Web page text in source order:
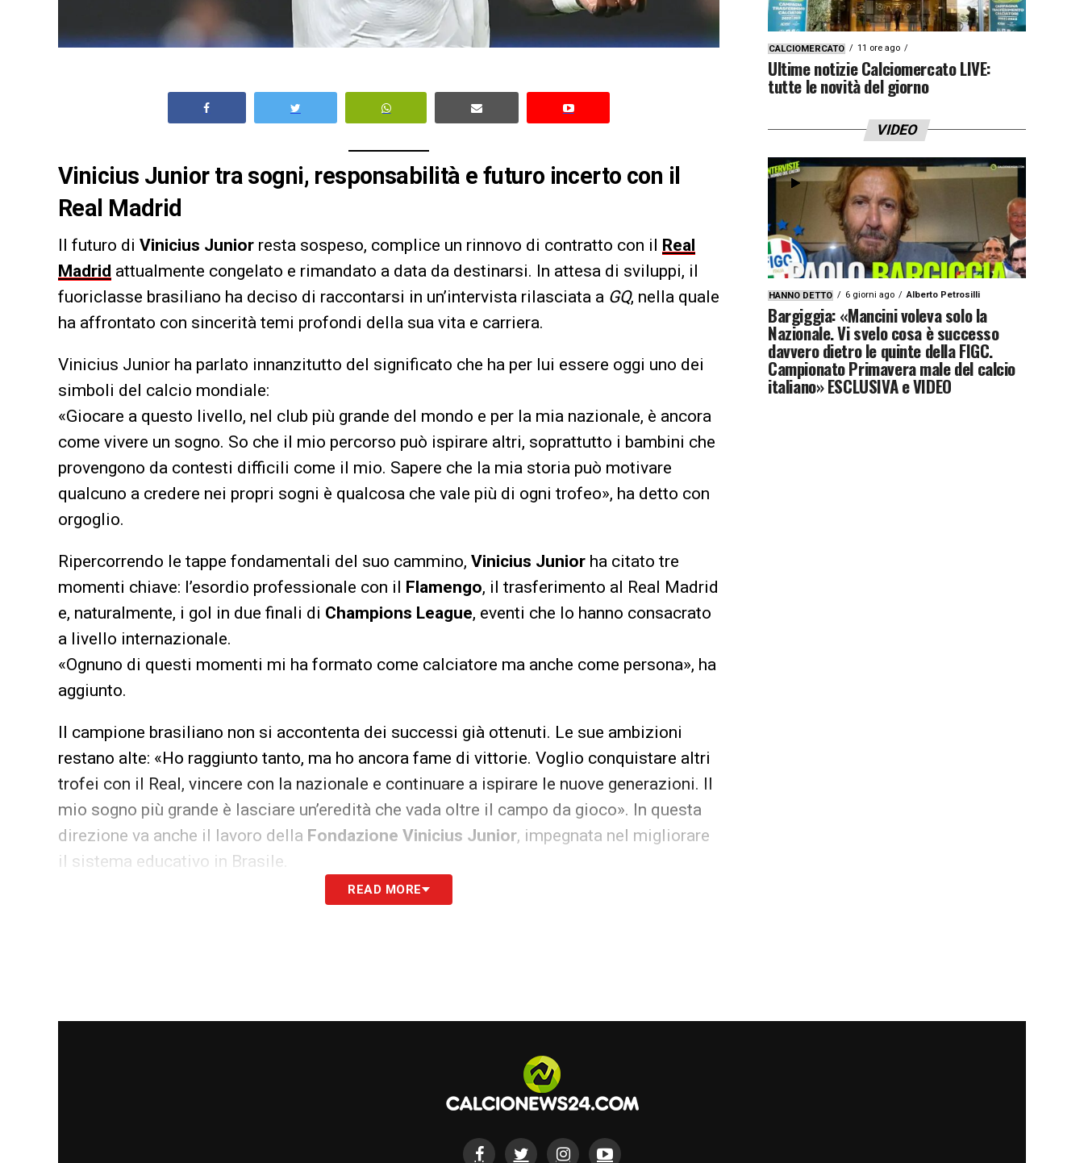
Vinicius Junior tra sogni, responsabilità e futuro incerto con il
Real Madrid
Il futuro di Vinicius Junior resta sospeso, complice un rinnovo di contratto con il Real
Madrid attualmente congelato e rimandato a data da destinarsi. In attesa di sviluppi, il
fuoriclasse brasiliano ha deciso di raccontarsi in un’intervista rilasciata a GQ, nella quale
ha affrontato con sincerità temi profondi della sua vita e carriera.
Vinicius Junior ha parlato innanzitutto del significato che ha per lui essere oggi uno dei
simboli del calcio mondiale:
«Giocare a questo livello, nel club più grande del mondo e per la mia nazionale, è ancora
come vivere un sogno. So che il mio percorso può ispirare altri, soprattutto i bambini che
provengono da contesti difficili come il mio. Sapere che la mia storia può motivare
qualcuno a credere nei propri sogni è qualcosa che vale più di ogni trofeo», ha detto con
orgoglio.
Ripercorrendo le tappe fondamentali del suo cammino, Vinicius Junior ha citato tre
momenti chiave: l’esordio professionale con il Flamengo, il trasferimento al Real Madrid
e, naturalmente, i gol in due finali di Champions League, eventi che lo hanno consacrato
a livello internazionale.
«Ognuno di questi momenti mi ha formato come calciatore ma anche come persona», ha
aggiunto.
Il campione brasiliano non si accontenta dei successi già ottenuti. Le sue ambizioni
restano alte: «Ho raggiunto tanto, ma ho ancora fame di vittorie. Voglio conquistare altri
trofei con il Real, vincere con la nazionale e continuare a ispirare le nuove generazioni. Il
mio sogno più grande è lasciare un’eredità che vada oltre il campo da gioco». In questa
direzione va anche il lavoro della Fondazione Vinicius Junior, impegnata nel migliorare
il sistema educativo in Brasile.
Infine, ha parlato del suo ruolo di esempio per i più giovani:
Mentre il Real Madrid riflette sul suo futuro,Vinicius Juniorcontinua a costruire la sua
READ MORE
CALCIOMERCATO 11 ore ago
Ultime notizie Calciomercato LIVE:
tutte le novità del giorno
VIDEO
HANNO DETTO 6 giorni ago Alberto Petrosilli
Bargiggia: «Mancini voleva solo la
Nazionale. Vi svelo cosa è successo
davvero dietro le quinte della FIGC.
Campionato Primavera male del calcio
italiano» ESCLUSIVA e VIDEO